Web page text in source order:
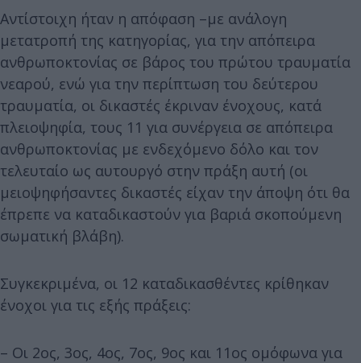
Αντίστοιχη ήταν η απόφαση –με ανάλογη
μετατροπή της κατηγορίας, για την απόπειρα
ανθρωποκτονίας σε βάρος του πρώτου τραυματία
νεαρού, ενώ για την περίπτωση του δεύτερου
τραυματία, οι δικαστές έκριναν ένοχους, κατά
πλειοψηφία, τους 11 για συνέργεια σε απόπειρα
ανθρωποκτονίας με ενδεχόμενο δόλο και τον
τελευταίο ως αυτουργό στην πράξη αυτή (οι
μειοψηφήσαντες δικαστές είχαν την άποψη ότι θα
έπρεπε να καταδικαστούν για βαριά σκοπούμενη
σωματική βλάβη).
Συγκεκριμένα, οι 12 καταδικασθέντες κρίθηκαν
ένοχοι για τις εξής πράξεις:
– Οι 2ος, 3ος, 4ος, 7ος, 9ος και 11ος ομόφωνα για